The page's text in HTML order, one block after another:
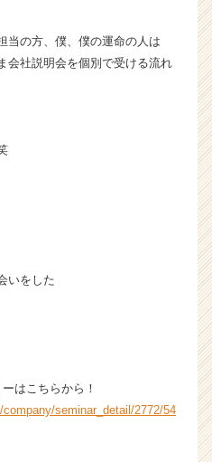
当の方、僕、僕の運命の人は
会社説明会を個別で受ける流れ
いをした
はこちらから！
seminar_detail/2772/54